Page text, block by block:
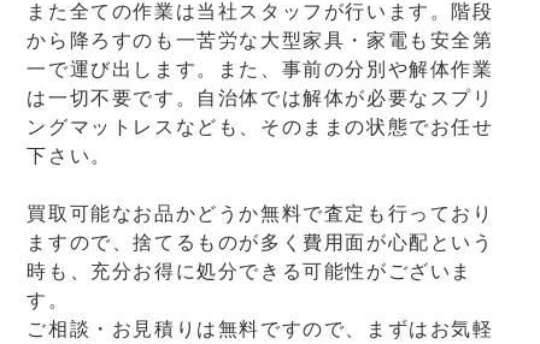
また全ての作業は当社スタッフが行います。階段
から降ろすのも一苦労な大型家具・家電も安全第
一で運び出します。また、事前の分別や解体作業
は一切不要です。自治体では解体が必要なスプリ
ングマットレスなども、そのままの状態でお任せ
下さい。
買取可能なお品かどうか無料で査定も行っており
ますので、捨てるものが多く費用面が心配という
時も、充分お得に処分できる可能性がございま
す。
ご相談・お見積りは無料ですので、まずはお気軽